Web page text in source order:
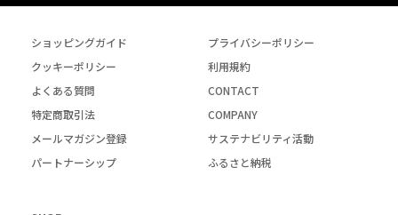
ショッピングガイド
プライバシーポリシー
クッキーポリシー
利用規約
よくある質問
CONTACT
特定商取引法
COMPANY
メールマガジン登録
サステナビリティ活動
パートナーシップ
ふるさと納税